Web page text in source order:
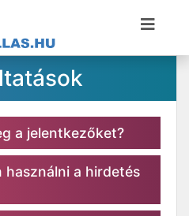
a jelentkezőket?
használni a hirdetés